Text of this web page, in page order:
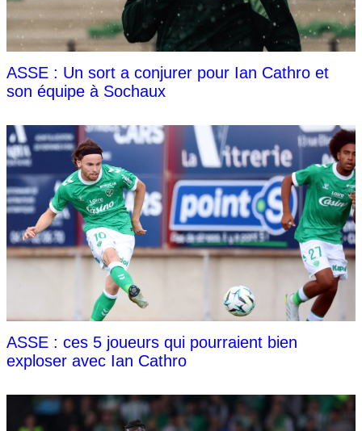
ASSE : Un sort a conjurer pour Ian Cathro et
son équipe à Sochaux
ASSE : ces 5 joueurs qui pourraient bien
exploser avec Ian Cathro